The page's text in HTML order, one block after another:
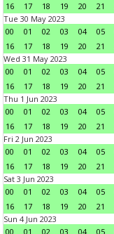
16
17 18 19 20 21
Tue 30 May 2023
00
01 02 03 04 05
16
17 18 19 20 21
Wed 31 May 2023
00
01 02 03 04 05
16
17 18 19 20 21
Thu 1 Jun 2023
00
01 02 03 04 05
16
17 18 19 20 21
Fri 2 Jun 2023
00
01 02 03 04 05
16
17 18 19 20 21
Sat 3 Jun 2023
00
01 02 03 04 05
16
17 18 19 20 21
Sun 4 Jun 2023
00
01 02 03 04 05